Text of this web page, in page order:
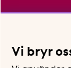
Vi bryr